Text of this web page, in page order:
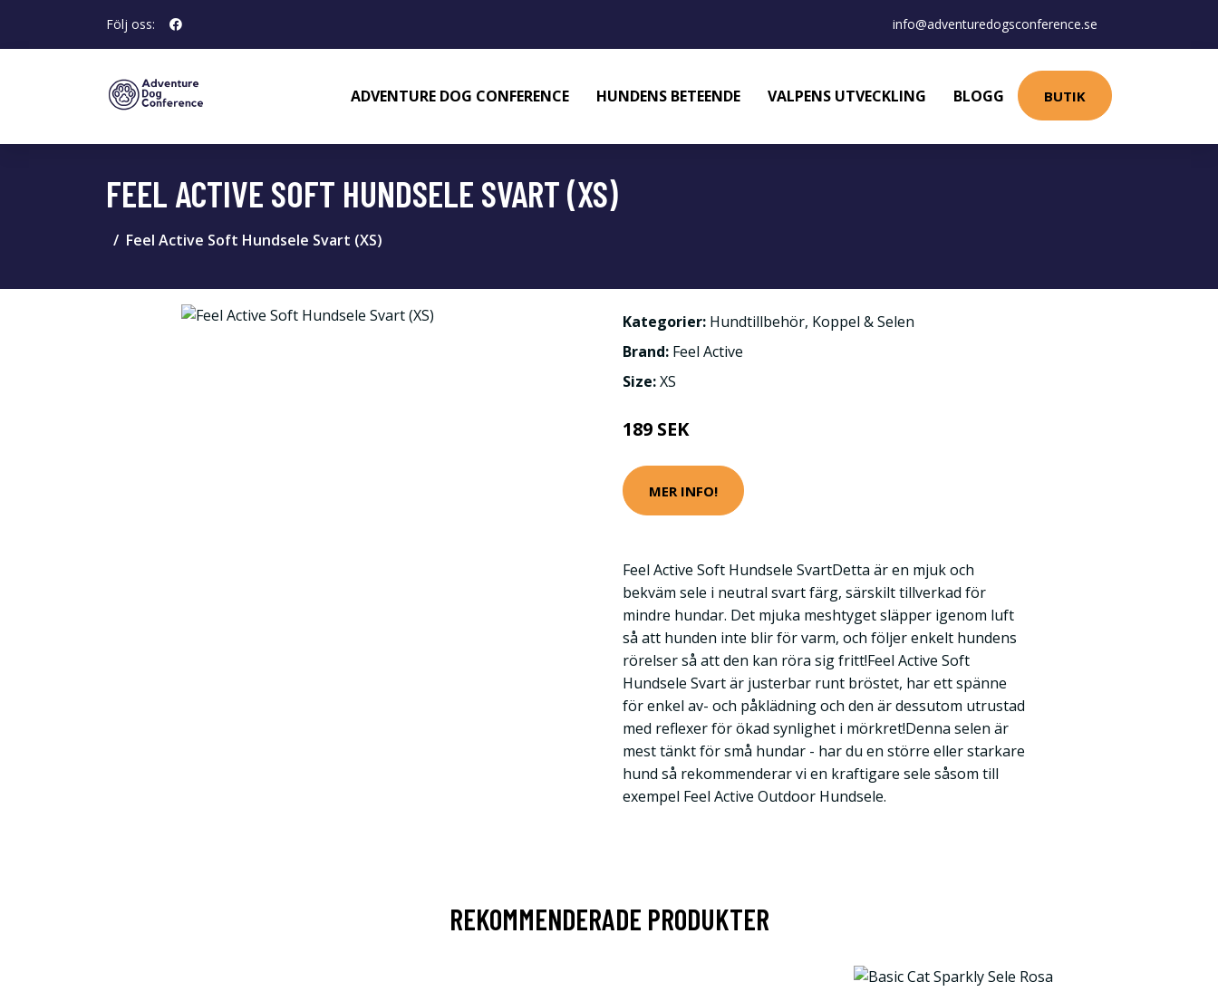
Följ oss: info@adventuredogsconference.se
ADVENTURE DOG CONFERENCE HUNDENS BETEENDE VALPENS UTVECKLING BLOGG BUTIK
FEEL ACTIVE SOFT HUNDSELE SVART (XS)
Feel Active Soft Hundsele Svart (XS)
Kategorier: Hundtillbehör, Koppel & Selen
Brand: Feel Active
Size:XS
189 SEK
MER INFO!
Feel Active Soft Hundsele SvartDetta är en mjuk och
bekväm sele i neutral svart färg, särskilt tillverkad för
mindre hundar. Det mjuka meshtyget släpper igenom luft
så att hunden inte blir för varm, och följer enkelt hundens
rörelser så att den kan röra sig fritt!Feel Active Soft
Hundsele Svart är justerbar runt bröstet, har ett spänne
för enkel av- och påklädning och den är dessutom utrustad
med reflexer för ökad synlighet i mörkret!Denna selen är
mest tänkt för små hundar - har du en större eller starkare
hund så rekommenderar vi en kraftigare sele såsom till
exempel Feel Active Outdoor Hundsele.
REKOMMENDERADE PRODUKTER